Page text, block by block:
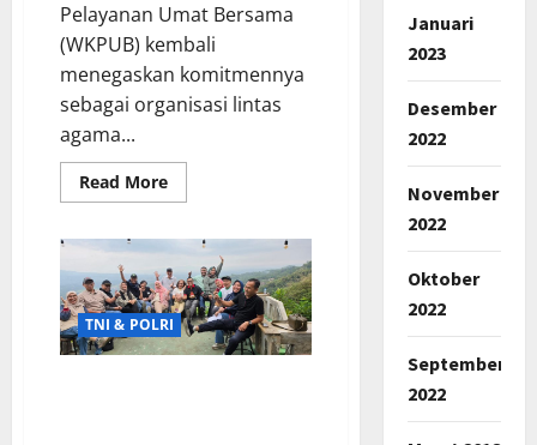
Pelayanan Umat Bersama
(WKPUB) kembali
menegaskan komitmennya
sebagai organisasi lintas
agama...
Read MoreRead
more
Kerja
WKPUB
2026
Hasilkan
Program
Strategis
dan
TNI & POLRI
Januari
2023
Desember
2022
November
2022
Oktober
2022
September
2022